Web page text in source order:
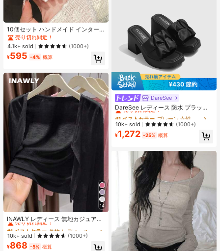
10個セット ハンドメイド インター
ネットセレブリティ優しいラインス
トーンラティスフレンチフォークフ
ァックスパールピンクキャットアイ
ボウ偽ネイル プレスオンネイル ネイ
ルサプライ ハンドメイドプレスオン
売り切れ間近！
4.1k+ sold
(1000+)
¥595 -4% 概算
14
INAWLY レディース 無地カジュアル
薄手カーディガン、春夏用
#1 ベストセラー
売り切れ間近！
#1 ベストセラー
売り切れ間近！
#1 ベストセラー
売り切れ間近！
#1 ベストセラー
10k+ sold (1000+)
¥868 -5% 概算
¥430 節約
DareSee
DareSee レディース 防水 プラット
フォーム 厚底サンダル オープントゥ
スリッポンシューズ 夏新作 チャンキ
ーハイヒール Y2Kスタイル 通学向け
#1 ベストセラー
売り切れ間近！
#1 ベストセラー
売り切れ間近！
#1 ベストセラー
売り切れ間近！
#1 ベストセラー
10k+ sold (1000+)
¥1,272 -25% 概算